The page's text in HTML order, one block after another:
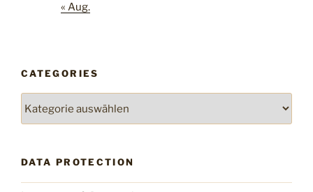
« Aug.
CATEGORIES
DATA PROTECTION